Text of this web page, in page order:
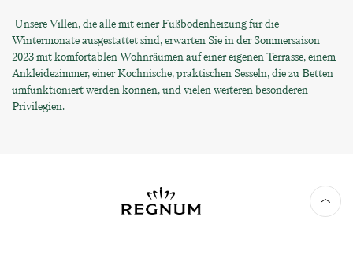
Unsere Villen, die alle mit einer Fußbodenheizung für die
Wintermonate ausgestattet sind, erwarten Sie in der Sommersaison
2023 mit komfortablen Wohnräumen auf einer eigenen Terrasse, einem
Ankleidezimmer, einer Kochnische, praktischen Sesseln, die zu Betten
umfunktioniert werden können, und vielen weiteren besonderen
Privilegien.